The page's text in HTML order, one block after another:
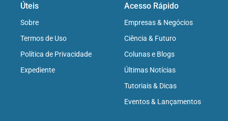
Úteis
Sobre
Termos de Uso
Política de Privacidade
Expediente
Acesso Rápido
Empresas & Negócios
Ciência & Futuro
Colunas e Blogs
Últimas Notícias
Tutoriais & Dicas
Eventos & Lançamentos